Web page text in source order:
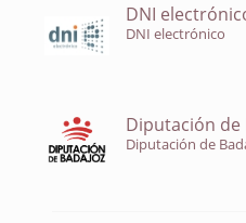
DNI
DNI electrónico
Diputación de
Diputación de